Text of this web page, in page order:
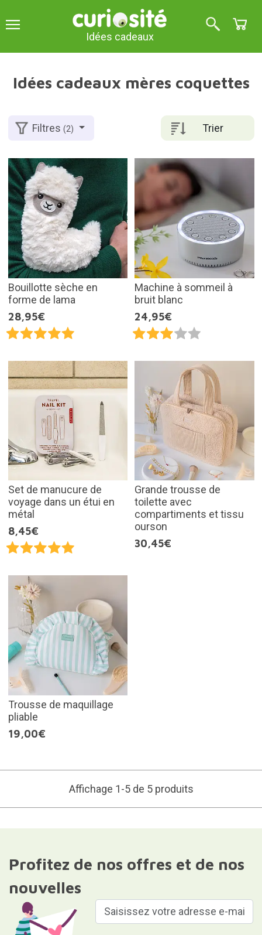
Idées cadeaux
Idées cadeaux mères coquettes
Trier
Filtres(2)
Bouillotte sèche en
forme de lama
28,95€
Machine à sommeil à
bruit blanc
24,95€
Set de manucure de
voyage dans un étui en
métal
8,45€
Grande trousse de
toilette avec
compartiments et tissu
ourson
30,45€
Trousse de maquillage
pliable
19,00€
Affichage 1-5 de 5 produits
Profitez de nos offres et de nos
nouvelles